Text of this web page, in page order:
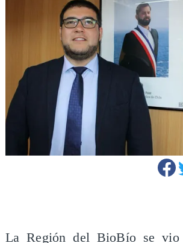
La Región del BioBío se vio